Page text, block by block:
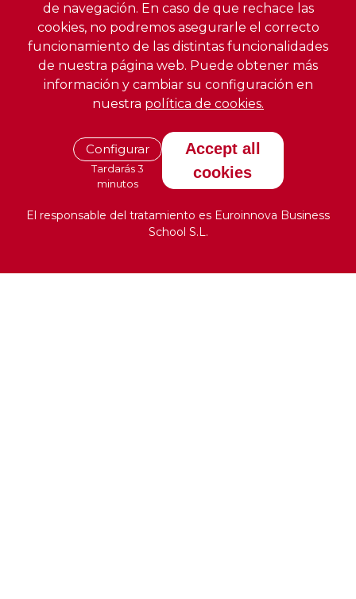
de navegación. En caso de que rechace las
cookies, no podremos asegurarle el correcto
funcionamiento de las distintas funcionalidades
de nuestra página web. Puede obtener más
información y cambiar su configuración en
nuestra política de cookies.
Configurar
Tardarás 3
minutos
Accept all
cookies
El responsable del tratamiento es Euroinnova Business
School S.L.